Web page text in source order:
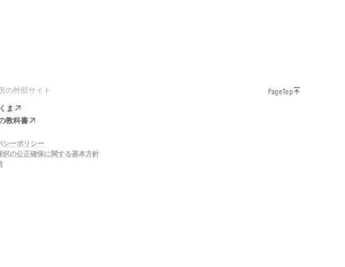
の外部サイト
ま
教科書
シーポリシー
択の公正確保に関する基本方針
PageTop